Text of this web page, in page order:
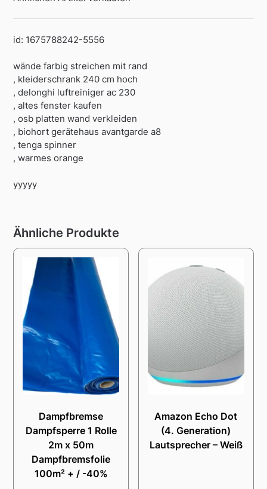
id: 1675788242-5556
wände farbig streichen mit rand
, kleiderschrank 240 cm hoch
, delonghi luftreiniger ac 230
, altes fenster kaufen
, osb platten wand verkleiden
, biohort gerätehaus avantgarde a8
, tenga spinner
, warmes orange
yyyyy
Ähnliche Produkte
Dampfbremse
Dampfsperre 1 Rolle
2m x 50m
Dampfbremsfolie
100m² + / -40%
Amazon Echo Dot
(4. Generation)
Lautsprecher – Weiß